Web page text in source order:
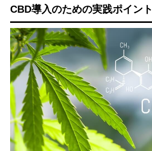
CBD導入のための実践ポイント